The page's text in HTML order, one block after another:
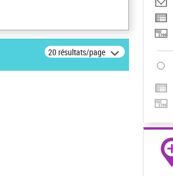
20 résultats/page